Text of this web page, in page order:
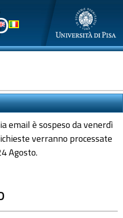
email è sospeso da venerdì
verranno processate
Agosto.